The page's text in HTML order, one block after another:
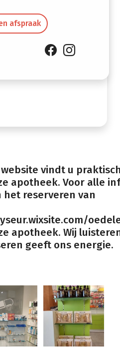
afspraak
12:00
-
vindt u
apotheek. Voor alle
reserveren van
apotheek. Wij
geeft ons energie.